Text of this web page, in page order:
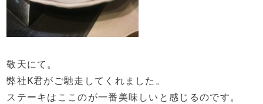
敬天にて。
弊社K君がご馳走してくれました。
ステーキはここのが一番美味しいと感じるのです。